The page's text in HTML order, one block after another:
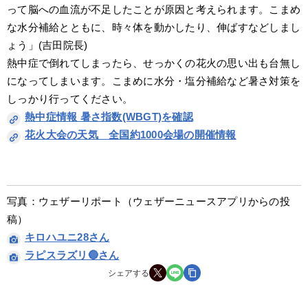
って脳への血流が不足したことが原因と考えられます。こまめ
な水分補給とともに、時々体を動かしたり、伸ばすなどしまし
ょう」(吉田院長)
熱中症で倒れてしまったら、せっかくの花火の思い出も台無し
になってしまいます。こまめに水分・塩分補給など暑さ対策を
しっかり行ってください。
熱中症情報 暑さ指数(WBGT)を確認
花火大会の天気　全国約1000会場の開催情報
写真：ウェザーリポート（ウェザーニュースアプリからの投
稿）
キロハユニ28さん
ラピスラズリ🔵さん
シェアする